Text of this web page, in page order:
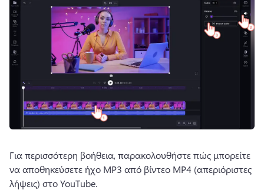
Για περισσότερη βοήθεια, παρακολουθήστε πώς μπορείτε
να αποθηκεύσετε ήχο MP3 από βίντεο MP4 (απεριόριστες
λήψεις) στο YouTube.